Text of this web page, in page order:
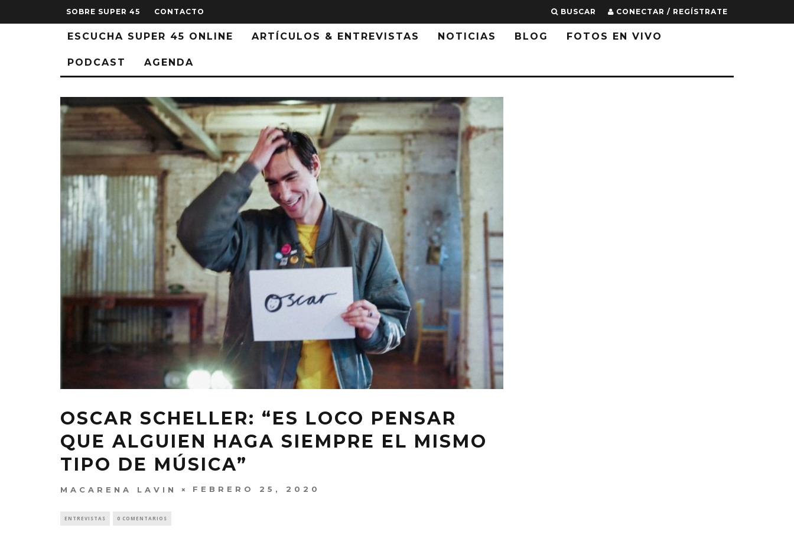
SOBRE SUPER 45 CONTACTO BUSCAR CONECTAR / REGÍSTRATE
ESCUCHA SUPER 45 ONLINE ARTÍCULOS & ENTREVISTAS NOTICIAS BLOG FOTOS EN VIVO
PODCAST AGENDA
OSCAR SCHELLER: “ES LOCO PENSAR
QUE ALGUIEN HAGA SIEMPRE EL MISMO
TIPO DE MÚSICA”
MACARENA LAVIN FEBRERO 25, 2020
ENTREVISTAS 0 COMENTARIOS